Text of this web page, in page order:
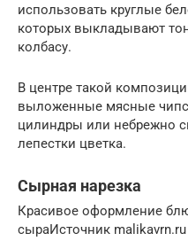
использовать круглые
которых выкладывают
колбасу.
В центре такой
выложенные мясные
цилиндры или небрежно
лепестки цветка.
Сырная нарезка
Красивое оформление
сыраИсточник malikavrn.ru